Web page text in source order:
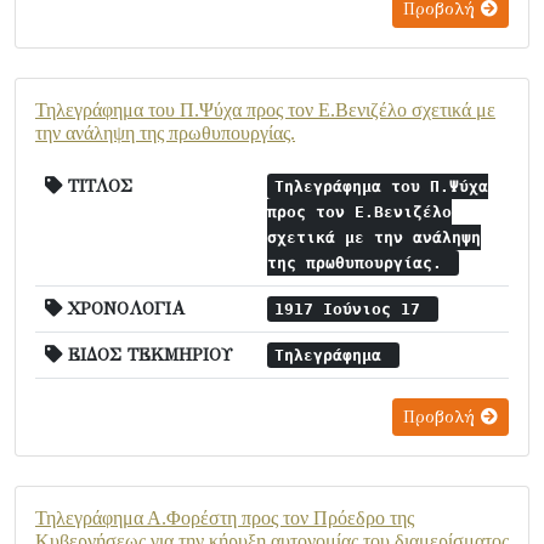
Προβολή
Τηλεγράφημα του Π.Ψύχα προς τον Ε.Βενιζέλο σχετικά με
την ανάληψη της πρωθυπουργίας.
ΤΙΤΛΟΣ
Τηλεγράφημα του Π.Ψύχα
προς τον Ε.Βενιζέλο
σχετικά με την ανάληψη
της πρωθυπουργίας.
ΧΡΟΝΟΛΟΓΙΑ 1917 Ιούνιος 17
ΕΙΔΟΣ ΤΕΚΜΗΡΙΟΥ Τηλεγράφημα
Προβολή
Τηλεγράφημα Α.Φορέστη προς τον Πρόεδρο της